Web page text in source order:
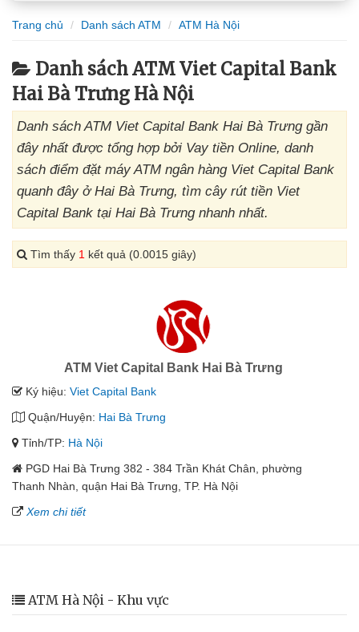
Trang chủ Danh sách ATM ATM Hà Nội
Danh sách ATM Viet Capital Bank
Hai Bà Trưng Hà Nội
Danh sách ATM Viet Capital Bank Hai Bà Trưng gần
đây nhất được tổng hợp bởi Vay tiền Online, danh
sách điểm đặt máy ATM ngân hàng Viet Capital Bank
quanh đây ở Hai Bà Trưng, tìm cây rút tiền Viet
Capital Bank tại Hai Bà Trưng nhanh nhất.
Tìm thấy 1 kết quả (0.0015 giây)
ATM Viet Capital Bank Hai Bà Trưng
Ký hiệu: Viet Capital Bank
Quận/Huyện: Hai Bà Trưng
Tỉnh/TP: Hà Nội
PGD Hai Bà Trưng 382 - 384 Trần Khát Chân, phường
Thanh Nhàn, quận Hai Bà Trưng, TP. Hà Nội
Xem chi tiết
ATM Hà Nội - Khu vực